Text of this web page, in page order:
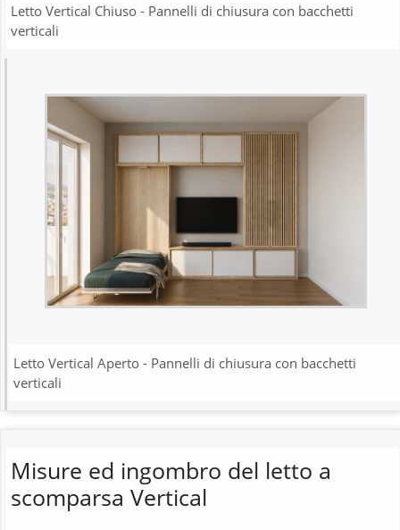
Letto Vertical Chiuso - Pannelli di chiusura con bacchetti
verticali
Letto Vertical Aperto - Pannelli di chiusura con bacchetti
verticali
Misure ed ingombro del letto a
scomparsa Vertical